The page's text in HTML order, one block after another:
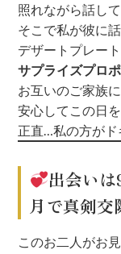
照れながら話し
そこで私が彼に
デザートプレー
サプライズプロ
お互いのご家族
安心してこの日
正直…私の方が
出会い
月で真剣交
このお二人がお